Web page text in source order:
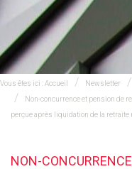
Vous êtes ici :Accueil Newsletter
Non-concurrence et pension de
perçue après liquidation de la
NON-